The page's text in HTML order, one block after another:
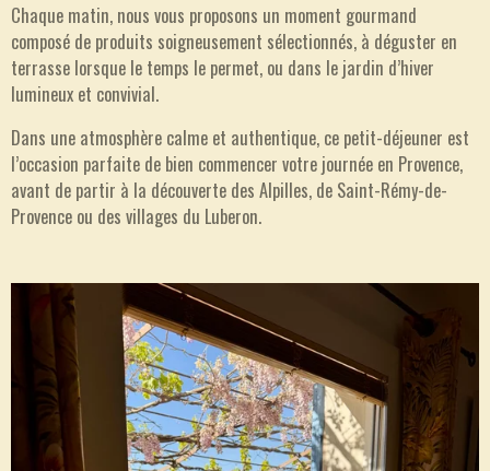
Chaque matin, nous vous proposons un moment gourmand
composé de produits soigneusement sélectionnés, à déguster en
terrasse lorsque le temps le permet, ou dans le jardin d’hiver
lumineux et convivial.
Dans une atmosphère calme et authentique, ce petit-déjeuner est
l’occasion parfaite de bien commencer votre journée en Provence,
avant de partir à la découverte des Alpilles, de Saint-Rémy-de-
Provence ou des villages du Luberon.